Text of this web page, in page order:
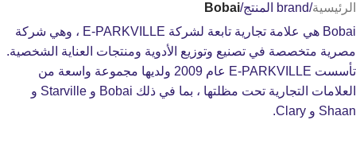
الرئيسية/brand المنتج /
Bobai
Bobai هي علامة تجارية تابعة لشركة E-PARKVILLE ، وهي شركة
مصرية متخصصة في تصنيع وتوزيع الأدوية ومنتجات العناية الشخصية.
تأسست E-PARKVILLE عام 2009 ولديها مجموعة واسعة من
العلامات التجارية تحت مظلتها ، بما في ذلك Bobai و Starville و
Shaan و Clary.